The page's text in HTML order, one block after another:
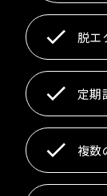
脱エ
定期
複数